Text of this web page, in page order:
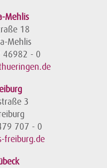
Mehlis
18
Mehlis
46982 - 0
3
707 - 0
freiburg.de